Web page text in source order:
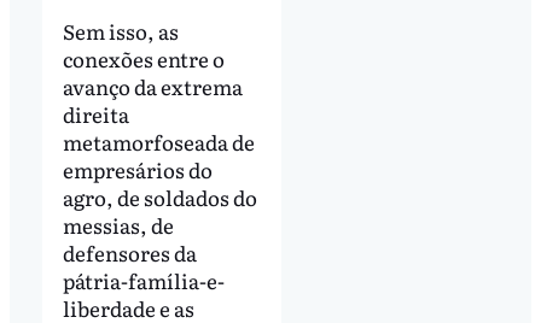
Sem isso, as
conexões entre o
avanço da extrema
direita
metamorfoseada de
empresários do
agro, de soldados do
messias, de
defensores da
pátria-família-e-
liberdade e as